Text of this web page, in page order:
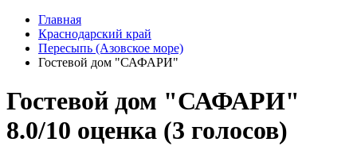
Главная
Краснодарский край
Пересыпь (Азовское море)
Гостевой дом "САФАРИ"
Гостевой дом "САФАРИ"
8.0/10 оценка (3 голосов)